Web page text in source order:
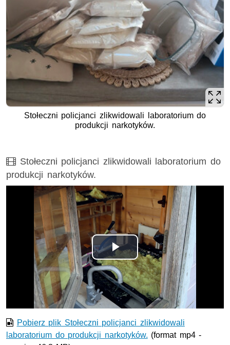
Stołeczni policjanci zlikwidowali laboratorium do
produkcji narkotyków.
Film
Stołeczni policjanci zlikwidowali laboratorium do
produkcji narkotyków.
Opis filmu: Stołeczni policjanci zlikwidowali laboratorium
Odtwórz
wideo
Pobierz plik Stołeczni policjanci zlikwidowali
laboratorium do produkcji narkotyków. (format mp4 -